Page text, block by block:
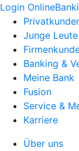
Login
Junge Leute
Banking &
Meine Bank
Fusion
Service &
Karriere
Über uns